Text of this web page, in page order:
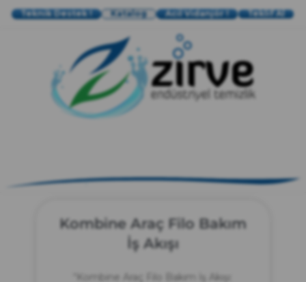
Teknik Destek ! Katalog Acil Vidanjör ! Teklif Al
Kombine Araç Filo Bakım
İş Akışı
“Kombine Araç Filo Bakım İş Akışı: